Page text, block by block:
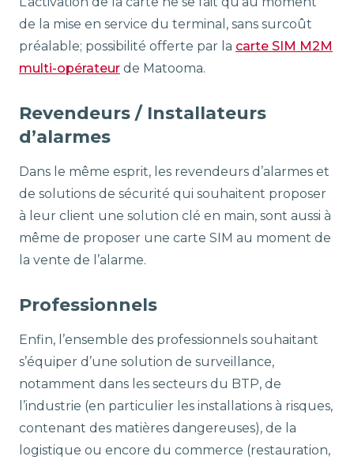
de la mise en service du terminal, sans surcoût
préalable; possibilité offerte par la carte SIM M2M
multi-opérateurde Matooma.
Revendeurs / Installateurs
d’alarmes
Dans le même esprit, les revendeurs d’alarmes et
de solutions de sécurité qui souhaitent proposer
à leur client une solution clé en main, sont aussi à
même de proposer une carte SIM au moment de
la vente de l’alarme.
Professionnels
Enfin, l’ensemble des professionnels souhaitant
s’équiper d’une solution de surveillance,
notamment dans les secteurs du BTP, de
l’industrie (en particulier les installations à risques,
contenant des matières dangereuses), de la
logistique ou encore du commerce (restauration,